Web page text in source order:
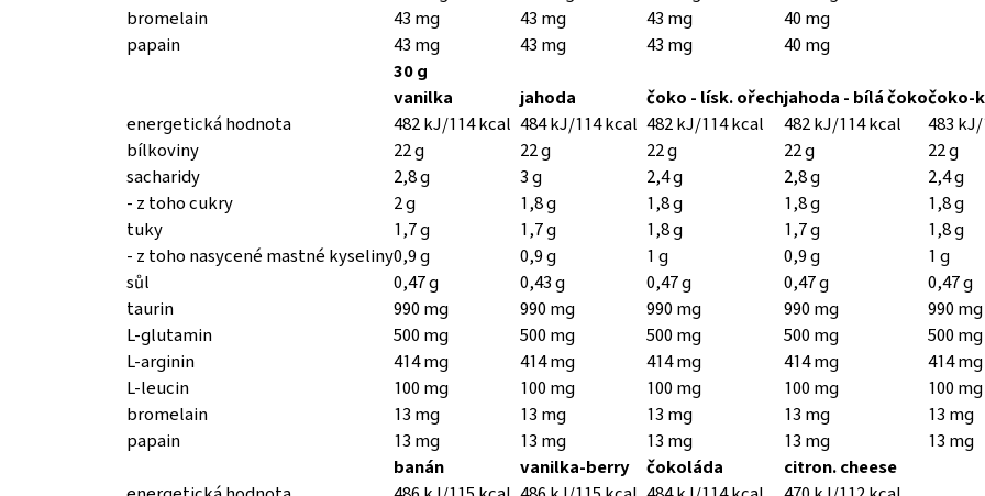
bromelain
43 mg 43 mg 43 mg
40 mg
papain
43 mg 43 mg 43 mg
40 mg
30 g
vanilka
jahoda čoko - lísk. ořechjahoda - bílá čokočoko-
energetická hodnota
482 kJ/114 kcal 484 kJ/114 kcal 482 kJ/114 kcal 482 kJ/114 kcal
483
bílkoviny
22 g 22 g 22 g 22 g
22 g
sacharidy
2,8 g 3 g 2,4 g 2,8 g
2,4 g
- z toho cukry
2 g 1,8 g 1,8 g 1,8 g
1,8 g
tuky
1,7 g 1,7 g 1,8 g 1,7 g
1,8 g
- z toho nasycené mastné kyseliny0,9 g 0,9 g 1 g 0,9 g
1 g
sůl
0,47 g 0,43 g 0,47 g 0,47 g
0,47 g
taurin
990 mg 990 mg 990 mg 990 mg
990 mg
L-glutamin
500 mg 500 mg 500 mg 500 mg
500 mg
L-arginin
414 mg 414 mg 414 mg 414 mg
414 mg
L-leucin
100 mg 100 mg 100 mg 100 mg
100 mg
bromelain
13 mg 13 mg 13 mg 13 mg
13 mg
papain
13 mg 13 mg 13 mg 13 mg
13 mg
banán
vanilka-berry čokoláda
citron. cheese